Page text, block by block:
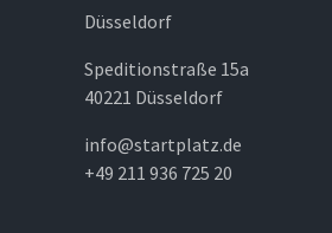
Düsseldorf
Speditionstraße 15a
40221 Düsseldorf
info@startplatz.de
+49 211 936 725 20